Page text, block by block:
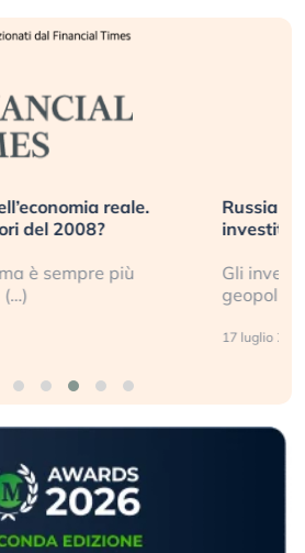
a spegnere Starlink. Gli
il rischio?
a ignorare il rischio